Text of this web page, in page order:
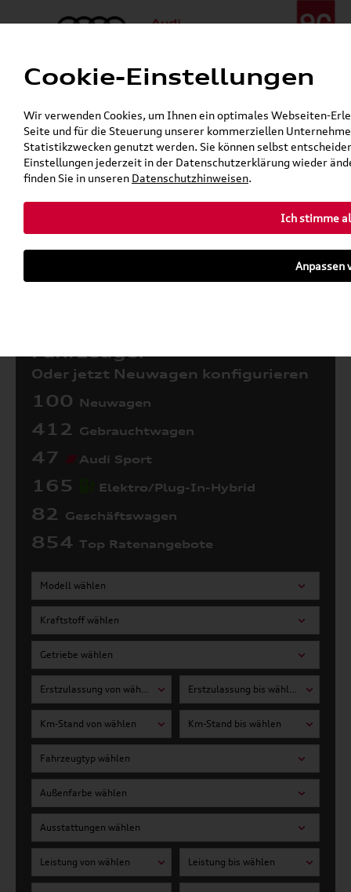
Menü
24h-Pannenhilfe:+49 (0)171 / 870 72 87
Gerade geöffnet
Verkauf:Mo. - Fr. 08:00 - 19:00 Uhr Sa. 09:00 - 13:00 Uhr
Service:Mo. - Fr. 06:00 - 20:00 Uhr Sa. 08:00 - 13:00 Uhr
Zurück zur Startseite
Fahrzeuge:
Oder jetzt Neuwagen konfigurieren
100 Neuwagen
412 Gebrauchtwagen
47 Audi Sport
165 Elektro/Plug-In-Hybrid
82 Geschäftswagen
854 Top Ratenangebote
Modell wählen
Kraftstoff wählen
Getriebe wählen
Erstzulassung von wählen Erstzulassung bis wählen
Km-Stand von wählen Km-Stand bis wählen
Fahrzeugtyp wählen
Außenfarbe wählen
Ausstattungen wählen
Leistung von wählen Leistung bis wählen
Cookie-Einstellungen
Wir verwenden Cookies, um Ihnen ein optimales Webseiten-
Seite und für die Steuerung unserer kommerziellen
Statistikzwecken genutzt werden. Sie können selbst
Einstellungen jederzeit in der Datenschutzerklärung wieder
finden Sie in unseren Datenschutzhinweisen.
Ich stimme
Anpassen